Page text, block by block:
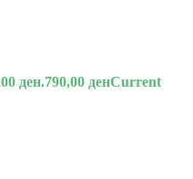
ден.790,00 денCurrent